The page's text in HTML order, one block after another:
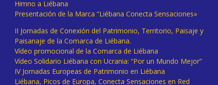
Himno a Liébana
Presentación de la Marca “Liébana Conecta Sensaciones»
II Jornadas de Conexión del Patrimonio, Territorio, Paisaje y
Paisanaje de la Comarca de Liébana.
Vídeo promocional de la Comarca de Liébana
Vídeo Solidario Liébana con Ucrania: “Por un Mundo Mejor”
IV Jornadas Europeas de Patrimonio en Liébana
Liébana, Picos de Europa, Conecta Sensaciones en Red